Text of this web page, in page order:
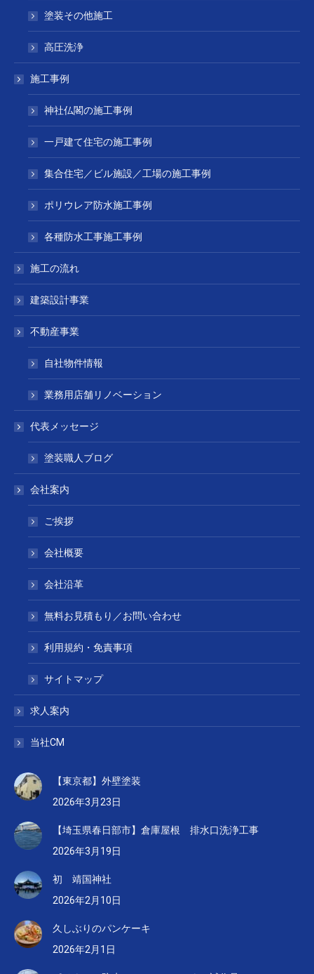
塗装その他施工
高圧洗浄
施工事例
神社仏閣の施工事例
一戸建て住宅の施工事例
集合住宅／ビル施設／工場の施工事例
ポリウレア防水施工事例
各種防水工事施工事例
施工の流れ
建築設計事業
不動産事業
自社物件情報
業務用店舗リノベーション
代表メッセージ
塗装職人ブログ
会社案内
ご挨拶
会社概要
会社沿革
無料お見積もり／お問い合わせ
利用規約・免責事項
サイトマップ
求人案内
当社CM
【東京都】外壁塗装
2026年3月23日
【埼玉県春日部市】倉庫屋根 排水口洗浄工事
2026年3月19日
初 靖国神社
2026年2月10日
久しぶりのパンケーキ
2026年2月1日